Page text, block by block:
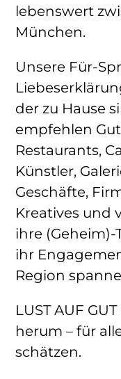
lebenswert
München.
Unsere Für-
der zu Hause
empfehlen
Restaurants,
Künstler,
Geschäfte,
Kreatives und
ihre
ihr
Region
LUST AUF
herum – für
schätzen.